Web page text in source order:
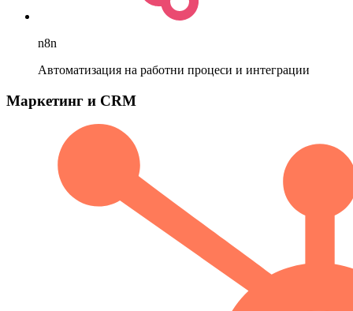
n8n
Автоматизация на работни процеси и интеграции
Маркетинг и CRM